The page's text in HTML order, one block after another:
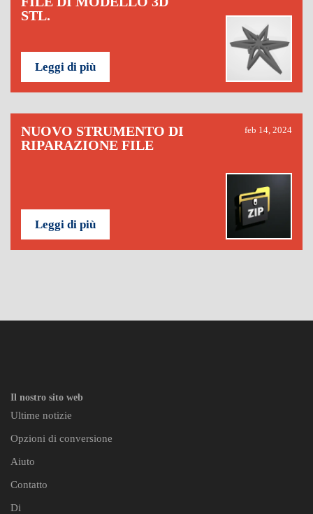
STL.
Leggi di più
NUOVO STRUMENTO DI
RIPARAZIONE FILE
feb 14, 2024
Leggi di più
Il nostro sito web
Ultime notizie
Opzioni di conversione
Aiuto
Contatto
Di